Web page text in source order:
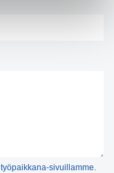
työpaikkana-sivuillamme.